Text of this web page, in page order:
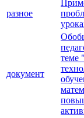
разное
документ
теме